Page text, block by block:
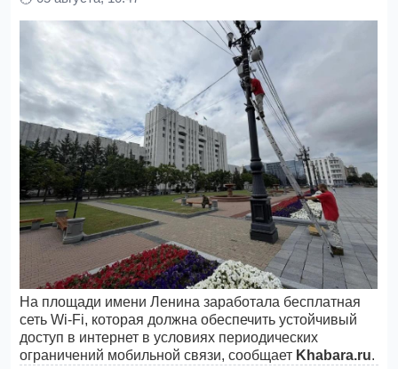
На площади имени Ленина заработала бесплатная
сеть Wi-Fi, которая должна обеспечить устойчивый
доступ в интернет в условиях периодических
ограничений мобильной связи, сообщает Khabara.ru.